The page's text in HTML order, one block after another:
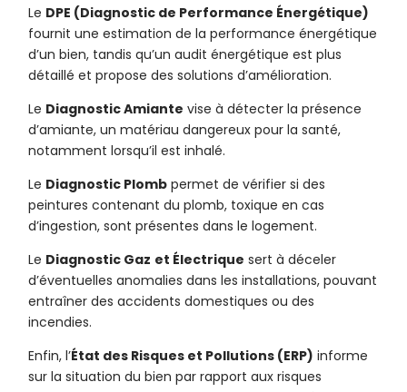
Le DPE (Diagnostic de Performance Énergétique)
fournit une estimation de la performance énergétique
d’un bien, tandis qu’un audit énergétique est plus
détaillé et propose des solutions d’amélioration.
Le Diagnostic Amiante vise à détecter la présence
d’amiante, un matériau dangereux pour la santé,
notamment lorsqu’il est inhalé.
Le Diagnostic Plomb permet de vérifier si des
peintures contenant du plomb, toxique en cas
d’ingestion, sont présentes dans le logement.
Le Diagnostic Gaz et Électrique sert à déceler
d’éventuelles anomalies dans les installations, pouvant
entraîner des accidents domestiques ou des
incendies.
Enfin, l’État des Risques et Pollutions (ERP) informe
sur la situation du bien par rapport aux risques